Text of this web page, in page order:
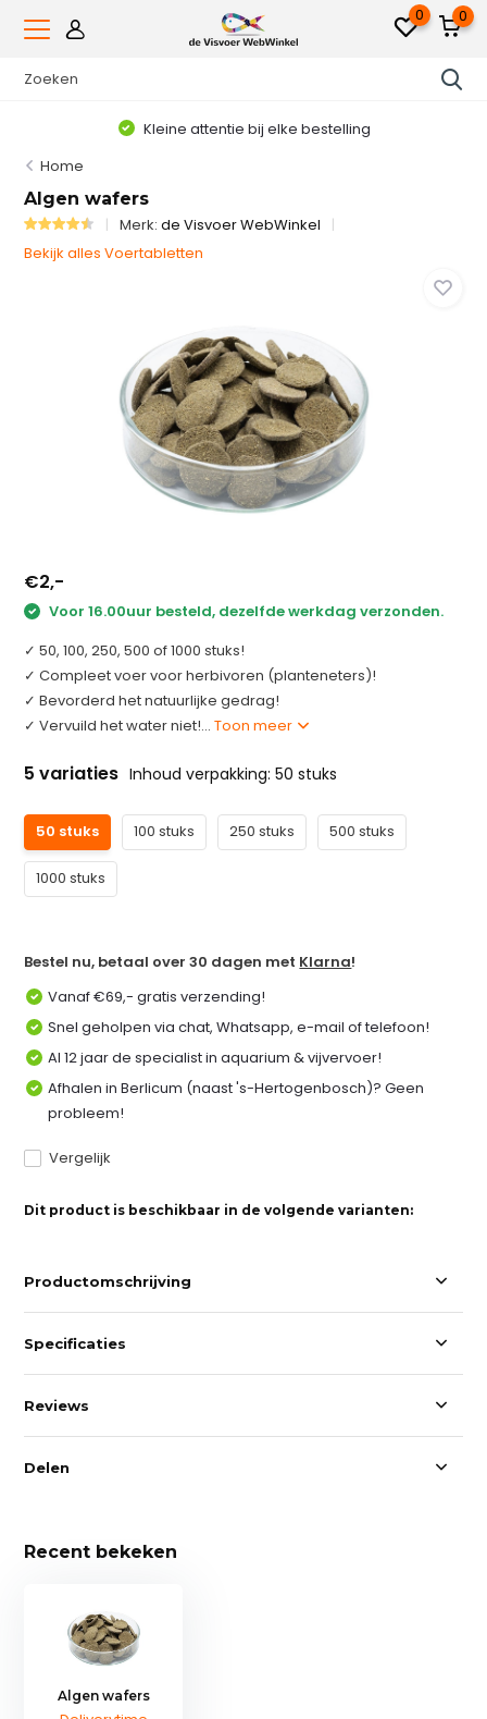
0 0
Kleine attentie bij elke bestelling
Home
Algen wafers
Merk:de Visvoer WebWinkel
Bekijk alles Voertabletten
€2,-
Voor 16.00uur besteld, dezelfde werkdag verzonden.
✓ 50, 100, 250, 500 of 1000 stuks!
✓ Compleet voer voor herbivoren (planteneters)!
✓ Bevorderd het natuurlijke gedrag!
✓ Vervuild het water niet!...Toon meer
5 variaties Inhoud verpakking: 50 stuks
50 stuks 100 stuks 250 stuks 500 stuks
1000 stuks
Bestel nu, betaal over 30 dagen met Klarna!
Vanaf €69,- gratis verzending!
Snel geholpen via chat, Whatsapp, e-mail of telefoon!
Al 12 jaar de specialist in aquarium & vijvervoer!
Afhalen in Berlicum (naast 's-Hertogenbosch)? Geen
probleem!
Vergelijk
Dit product is beschikbaar in de volgende varianten:
Productomschrijving
Specificaties
Reviews
Delen
Recent bekeken
Algen wafers